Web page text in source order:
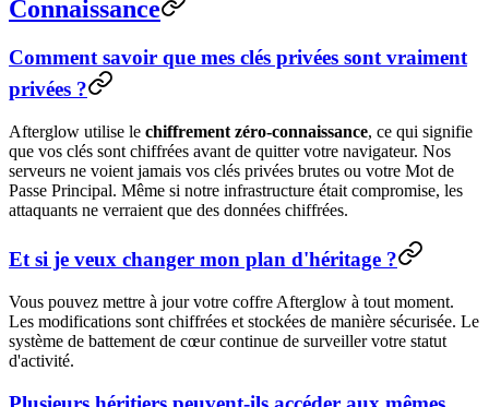
Connaissance
Comment savoir que mes clés privées sont vraiment
privées ?
Afterglow utilise le chiffrement zéro-connaissance, ce qui signifie
que vos clés sont chiffrées avant de quitter votre navigateur. Nos
serveurs ne voient jamais vos clés privées brutes ou votre Mot de
Passe Principal. Même si notre infrastructure était compromise, les
attaquants ne verraient que des données chiffrées.
Et si je veux changer mon plan d'héritage ?
Vous pouvez mettre à jour votre coffre Afterglow à tout moment.
Les modifications sont chiffrées et stockées de manière sécurisée. Le
système de battement de cœur continue de surveiller votre statut
d'activité.